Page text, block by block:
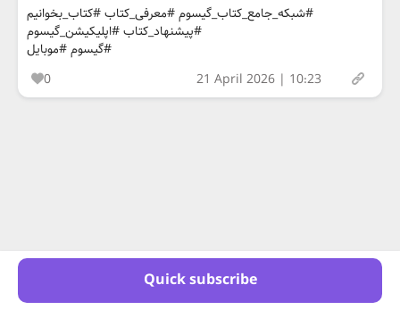
Quick subscribe
#شبکه_جامع_کتاب_گیسوم #معرفی_کتاب #کتاب_بخوانیم
#پیشنهاد_کتاب #اپلیکیشن_گیسوم
#گیسوم #موبایل
0
21 April 2026 | 10:23